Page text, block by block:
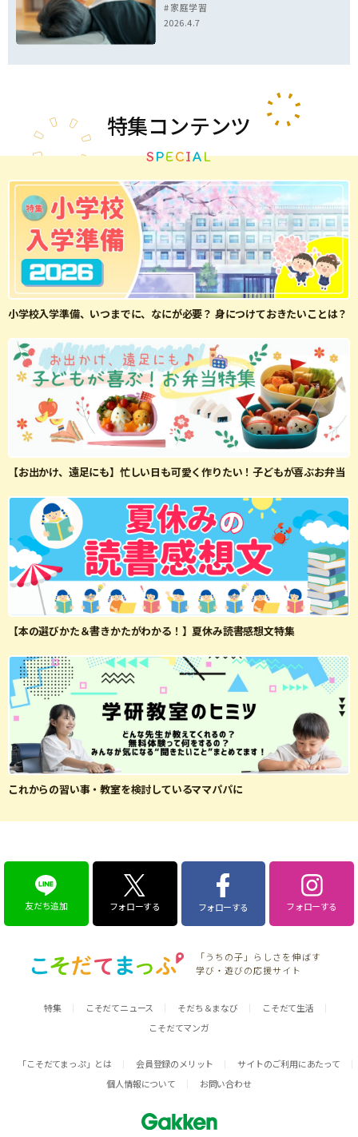
家庭学習
2026.4.7
特集コンテンツ
SPECIAL
小学校入学準備、いつまでに、なにが必要？ 身につけておきたいことは？
【お出かけ、遠足にも】忙しい日も可愛く作りたい！子どもが喜ぶお弁当
【本の選びかた＆書きかたがわかる！】夏休み読書感想文特集
これからの習い事・教室を検討しているママパパに
友だち追加 フォローする フォローする フォローする
「うちの子」らしさを伸ばす
学び・遊びの応援サイト
特集 こそだてニュース そだち＆まなび
こそだて生活
こそだてマンガ
「こそだてまっぷ」とは 会員登録のメリット
サイトのご利用にあたって
個人情報について
お問い合わせ